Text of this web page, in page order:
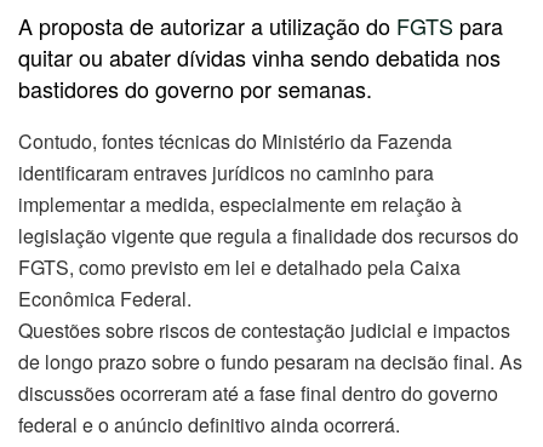
A proposta de autorizar a utilização do FGTS para
quitar ou abater dívidas vinha sendo debatida nos
bastidores do governo por semanas.
Contudo, fontes técnicas do Ministério da Fazenda
identificaram entraves jurídicos no caminho para
implementar a medida, especialmente em relação à
legislação vigente que regula a finalidade dos recursos do
FGTS, como previsto em lei e detalhado pela Caixa
Econômica Federal.
Questões sobre riscos de contestação judicial e impactos
de longo prazo sobre o fundo pesaram na decisão final. As
discussões ocorreram até a fase final dentro do governo
federal e o anúncio definitivo ainda ocorrerá.